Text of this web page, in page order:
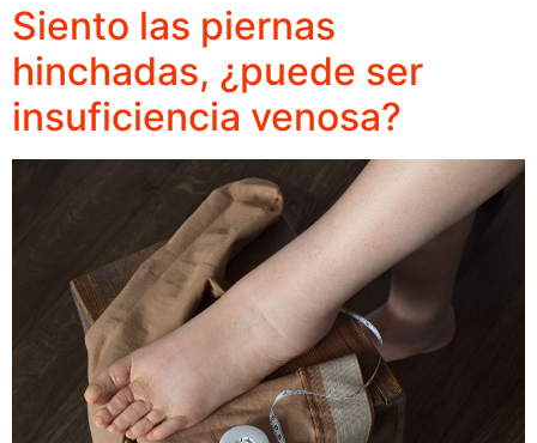
Siento las piernas
hinchadas, ¿puede ser
insuficiencia venosa?